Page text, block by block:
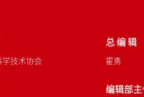
学技术协会
总 编 辑
霍勇
编辑部